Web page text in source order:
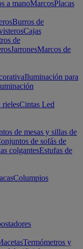
a manoMarcosPlacas
Burros de
Cajas
de
JarronesMarcos de
Iluminación para
rielesCintas Led
de mesas y sillas de
de sofás de
colgantesEstufas de
Columpios
Termómetros y